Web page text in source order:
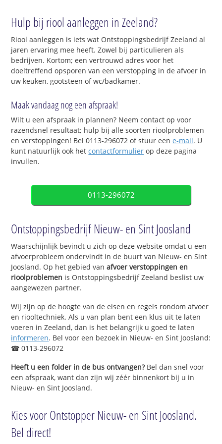
Hulp bij riool aanleggen in Zeeland?
Riool aanleggen is iets wat Ontstoppingsbedrijf Zeeland al
jaren ervaring mee heeft. Zowel bij particulieren als
bedrijven. Kortom; een vertrouwd adres voor het
doeltreffend opsporen van een verstopping in de afvoer in
uw keuken, gootsteen of wc/badkamer.
Maak vandaag nog een afspraak!
Wilt u een afspraak in plannen? Neem contact op voor
razendsnel resultaat; hulp bij alle soorten rioolproblemen
en verstoppingen! Bel 0113-296072 of stuur eene-mail. U
kunt natuurlijk ook hetcontactformulier op deze pagina
invullen.
0113-296072
Ontstoppingsbedrijf Nieuw- en Sint Joosland
Waarschijnlijk bevindt u zich op deze website omdat u een
afvoerprobleem ondervindt in de buurt van Nieuw- en Sint
Joosland. Op het gebied vanafvoer verstoppingen en
rioolproblemen is Ontstoppingsbedrijf Zeeland beslist uw
aangewezen partner.
Wij zijn op de hoogte van de eisen en regels rondom afvoer
en riooltechniek. Als u van plan bent een klus uit te laten
voeren in Zeeland, dan is het belangrijk u goed te laten
informeren. Bel voor een bezoek in Nieuw- en Sint Joosland:
☎ 0113-296072
Heeft u een folder in de bus ontvangen?Bel dan snel voor
een afspraak, want dan zijn wij zéér binnenkort bij u in
Nieuw- en Sint Joosland.
Kies voor Ontstopper Nieuw- en Sint Joosland.
Bel direct!